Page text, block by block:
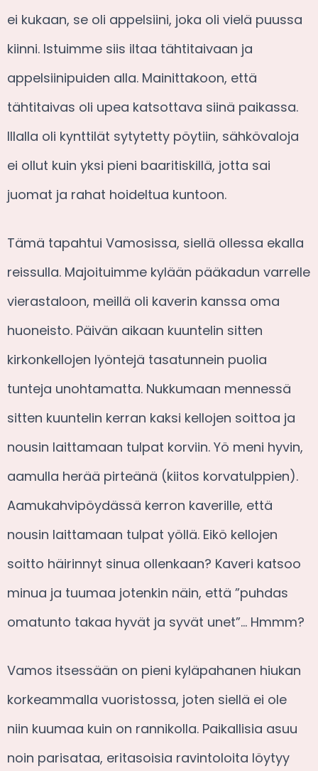
ei kukaan, se oli appelsiini, joka oli vielä puussa
kiinni. Istuimme siis iltaa tähtitaivaan ja
appelsiinipuiden alla. Mainittakoon, että
tähtitaivas oli upea katsottava siinä paikassa.
Illalla oli kynttilät sytytetty pöytiin, sähkövaloja
ei ollut kuin yksi pieni baaritiskillä, jotta sai
juomat ja rahat hoideltua kuntoon.
Tämä tapahtui Vamosissa, siellä ollessa ekalla
reissulla. Majoituimme kylään pääkadun varrelle
vierastaloon, meillä oli kaverin kanssa oma
huoneisto. Päivän aikaan kuuntelin sitten
kirkonkellojen lyöntejä tasatunnein puolia
tunteja unohtamatta. Nukkumaan mennessä
sitten kuuntelin kerran kaksi kellojen soittoa ja
nousin laittamaan tulpat korviin. Yö meni hyvin,
aamulla herää pirteänä (kiitos korvatulppien).
Aamukahvipöydässä kerron kaverille, että
nousin laittamaan tulpat yöllä. Eikö kellojen
soitto häirinnyt sinua ollenkaan? Kaveri katsoo
minua ja tuumaa jotenkin näin, että ”puhdas
omatunto takaa hyvät ja syvät unet”… Hmmm?
Vamos itsessään on pieni kyläpahanen hiukan
korkeammalla vuoristossa, joten siellä ei ole
niin kuumaa kuin on rannikolla. Paikallisia asuu
noin parisataa, eritasoisia ravintoloita löytyy